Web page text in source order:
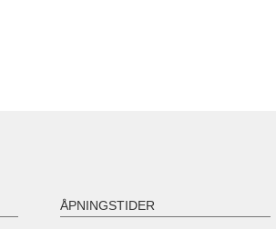
ÅPNINGSTIDER